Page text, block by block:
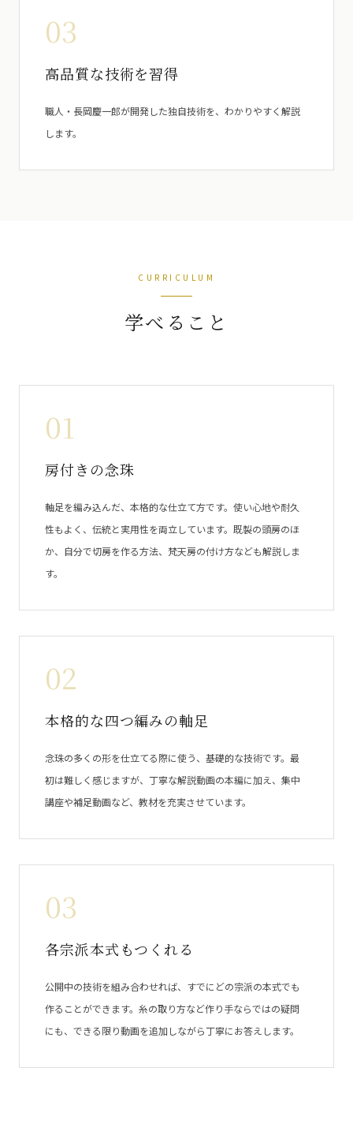
03
高品質な技術を習得
職人・長岡慶一郎が開発した独自技術を、わかりやすく解説
します。
CURRICULUM
学べること
01
房付きの念珠
軸足を編み込んだ、本格的な仕立て方です。使い心地や耐久
性もよく、伝統と実用性を両立しています。既製の頭房のほ
か、自分で切房を作る方法、梵天房の付け方なども解説しま
す。
02
本格的な四つ編みの軸足
念珠の多くの形を仕立てる際に使う、基礎的な技術です。最
初は難しく感じますが、丁寧な解説動画の本編に加え、集中
講座や補足動画など、教材を充実させています。
03
各宗派本式もつくれる
公開中の技術を組み合わせれば、すでにどの宗派の本式でも
作ることができます。糸の取り方など作り手ならではの疑問
にも、できる限り動画を追加しながら丁寧にお答えします。